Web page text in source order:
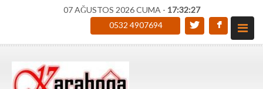
07 AĞUSTOS 2026 CUMA - 17:32:28
0532 4907694